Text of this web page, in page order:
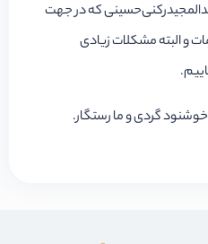
که در جهت
و البته مشکلات زیادی
خوشنود گردی و ما رستگار.